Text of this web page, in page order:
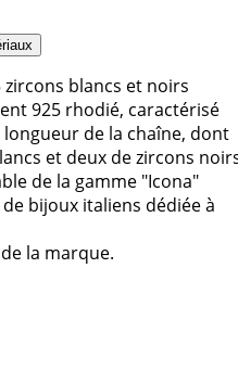
blancs et noirs
925 rhodié, caractérisé
de la chaîne, dont
et deux de zircons
de la gamme "Icona"
bijoux italiens dédiée à
la marque.